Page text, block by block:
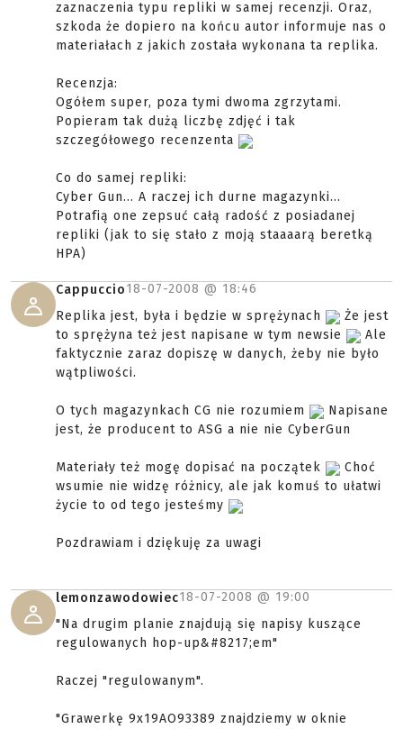
zaznaczenia typu repliki w samej recenzji. Oraz,
szkoda że dopiero na końcu autor informuje nas o
materiałach z jakich została wykonana ta replika.
Recenzja:
Ogółem super, poza tymi dwoma zgrzytami.
Popieram tak dużą liczbę zdjęć i tak
szczegółowego recenzenta
Co do samej repliki:
Cyber Gun... A raczej ich durne magazynki...
Potrafią one zepsuć całą radość z posiadanej
repliki (jak to się stało z moją staaaarą beretką
HPA)
Cappuccio18-07-2008 @ 18:46
Replika jest, była i będzie w sprężynach
Że jest
to sprężyna też jest napisane w tym newsie
Ale
faktycznie zaraz dopiszę w danych, żeby nie było
wątpliwości.
O tych magazynkach CG nie rozumiem
Napisane
jest, że producent to ASG a nie nie CyberGun
Materiały też mogę dopisać na początek
Choć
wsumie nie widzę różnicy, ale jak komuś to ułatwi
życie to od tego jesteśmy
Pozdrawiam i dziękuję za uwagi
lemonzawodowiec18-07-2008 @ 19:00
"Na drugim planie znajdują się napisy kuszące
regulowanych hop-up&#8217;em"
Raczej "regulowanym".
"Grawerkę 9x19AO93389 znajdziemy w oknie